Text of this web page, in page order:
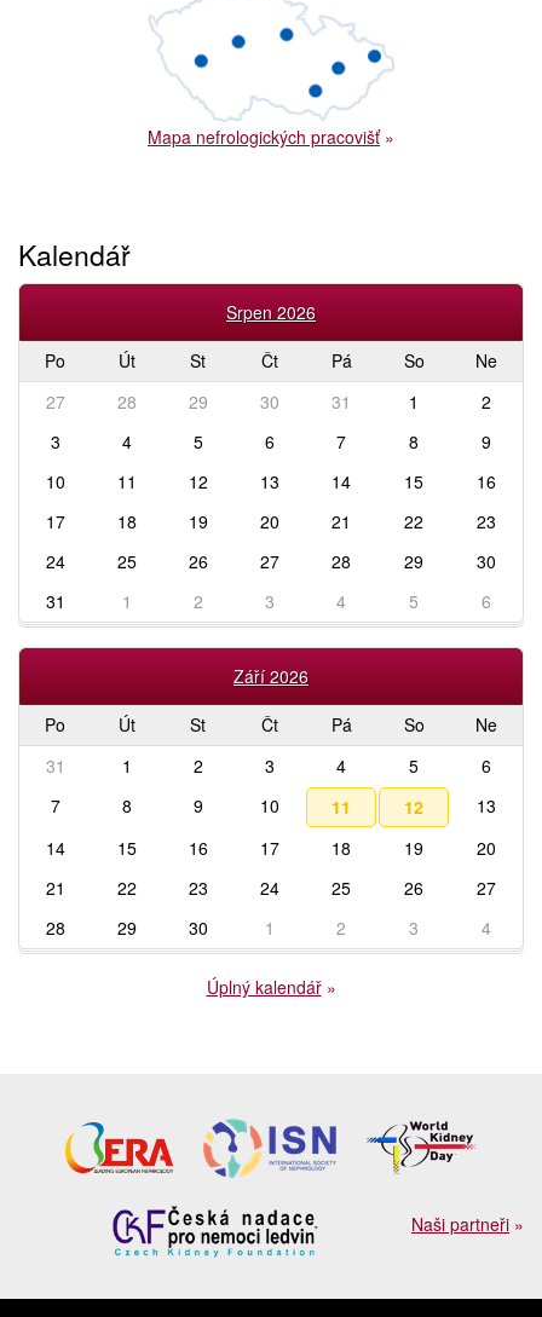
Mapa nefrologických pracovišť»
Kalendář
Srpen 2026
Po
Út St Čt Pá So
Ne
27
28 29 30 31 1
2
3
4 5 6 7 8
9
10
11 12 13 14 15
16
17
18 19 20 21 22
23
24
25 26 27 28 29
30
31
1 2 3 4 5 6
Září 2026
Po
Út St Čt Pá So
Ne
31
1 2 3 4 5
6
7
8 9 10 11 12
13
14
15 16 17 18 19
20
21
22 23 24 25 26
27
28
29 30 1 2 3 4
Úplný kalendář»
Naši partneři »